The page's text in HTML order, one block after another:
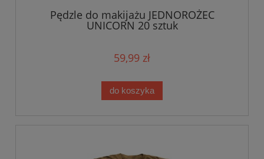
Pędzle do makijażu JEDNOROŻEC
UNICORN 20 sztuk
59,99 zł
do koszyka